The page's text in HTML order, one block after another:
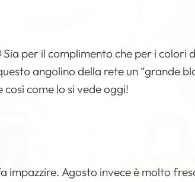
per il complimento che per i colori
angolino della rete un “grande
come lo si vede oggi!
impazzire. Agosto invece è molto